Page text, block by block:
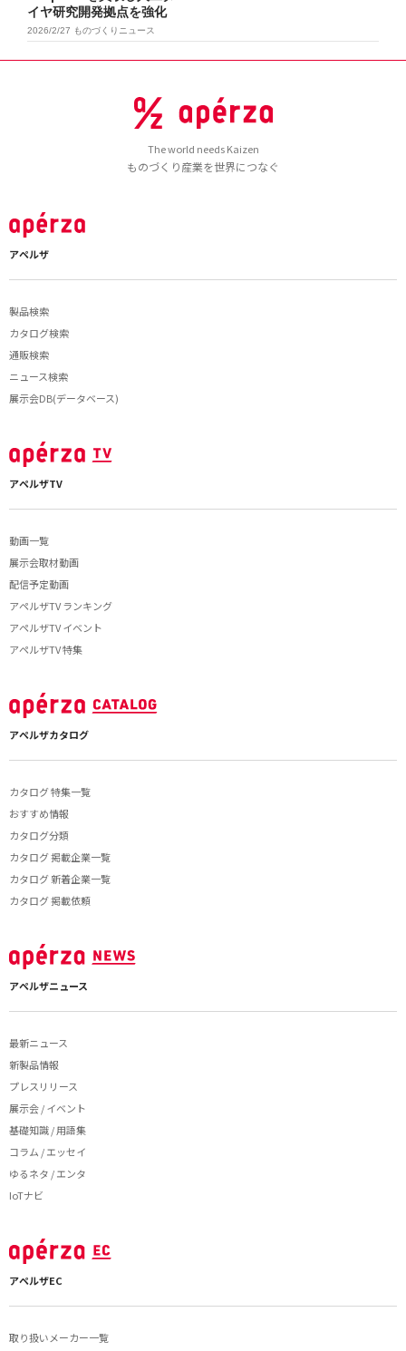
イヤ研究開発拠点を強化
2026/2/27 ものづくりニュース
The world needs Kaizen
ものづくり産業を世界につなぐ
アペルザ
製品検索
カタログ検索
通販検索
ニュース検索
展示会DB(データベース)
アペルザTV
動画一覧
展示会取材動画
配信予定動画
アペルザTV ランキング
アペルザTV イベント
アペルザTV 特集
アペルザカタログ
カタログ 特集一覧
おすすめ情報
カタログ分類
カタログ 掲載企業一覧
カタログ 新着企業一覧
カタログ 掲載依頼
アペルザニュース
最新ニュース
新製品情報
プレスリリース
展示会 / イベント
基礎知識 / 用語集
コラム / エッセイ
ゆるネタ / エンタ
IoTナビ
アペルザEC
取り扱いメーカー一覧